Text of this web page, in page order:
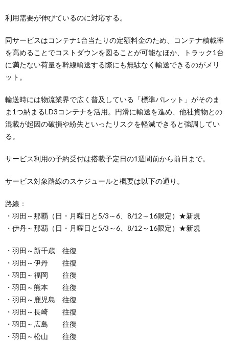
利用需要が伸びているのに対応する。
同サービスはコンテナ1台当たりの定額料金のため、コンテナ積載率
を高めることでコストダウンを図ることが可能なほか、トラック1台
に満たない荷量を幹線輸送する際にも無駄なく輸送できるのがメリ
ット。
輸送時には物流業界で広く普及している「標準パレット」がそのま
ま1つ納まるLD3コンテナを活用。円滑に輸送を進め、他社貨物との
混載が起因の破損や紛失といったリスクを軽減できると強調してい
る。
サービス利用の予約受付は搭載予定日の1週間前から前日まで。
サービス対象路線のスケジュールと概要は以下の通り。
路線：
・羽田～那覇（日・月曜日と5/3～6、8/12～16限定）★新規
・伊丹～那覇（日・月曜日と5/3～6、8/12～16限定）★新規
・羽田～新千歳 往復
・羽田～伊丹 往復
・羽田～福岡 往復
・羽田～熊本 往復
・羽田～鹿児島 往復
・羽田～長崎 往復
・羽田～広島 往復
・羽田～松山 往復